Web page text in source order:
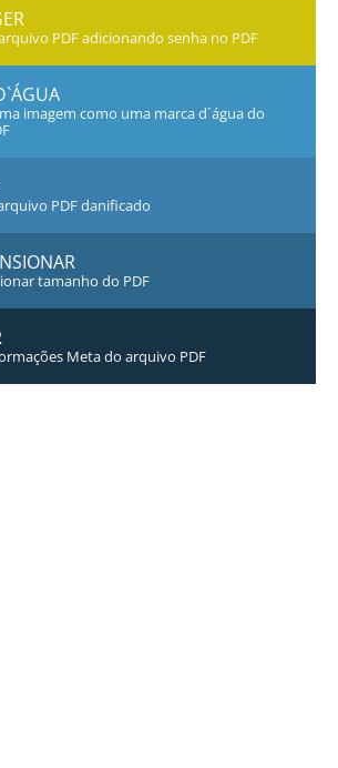
PDF adicionando senha no PDF
imagem como uma marca d`água do
PDF danificado
tamanho do PDF
Meta do arquivo PDF